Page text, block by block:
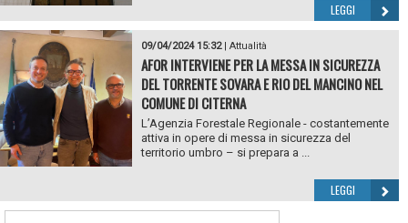
LEGGI
09/04/2024 15:32| Attualità
AFOR INTERVIENE PER LA MESSA IN SICUREZZA
DEL TORRENTE SOVARA E RIO DEL MANCINO NEL
COMUNE DI CITERNA
L’Agenzia Forestale Regionale - costantemente
attiva in opere di messa in sicurezza del
territorio umbro – si prepara a ...
LEGGI